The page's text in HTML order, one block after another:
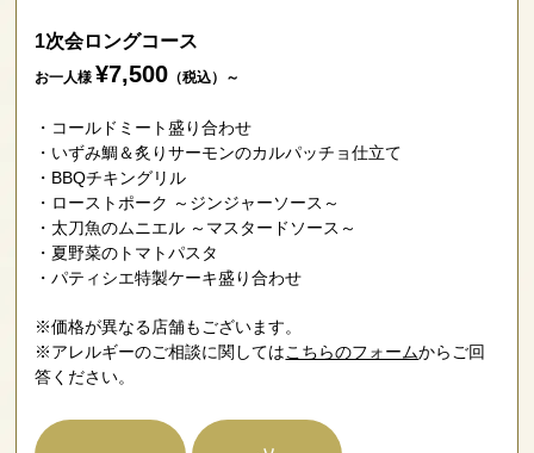
1次会ロングコース
お一人様 ¥7,500 （税込）～
コールドミート盛り合わせ
いずみ鯛＆炙りサーモンのカルパッチョ仕立て
BBQチキングリル
ローストポーク ～ジンジャーソース～
太刀魚のムニエル ～マスタードソース～
夏野菜のトマトパスタ
パティシエ特製ケーキ盛り合わせ
※価格が異なる店舗もございます。
※アレルギーのご相談に関してはこちらのフォームからご回
答ください。